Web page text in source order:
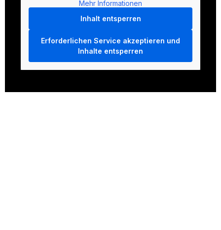
Mehr Informationen
Inhalt entsperren
Erforderlichen Service akzeptieren und
Inhalte entsperren